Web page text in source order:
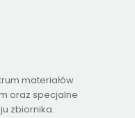
materiałów
oraz specjalne
zbiornika.